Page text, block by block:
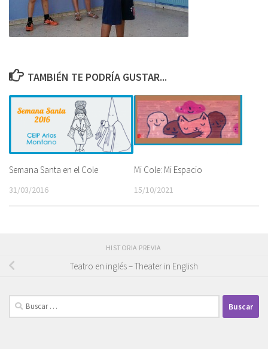
TAMBIÉN TE PODRÍA GUSTAR...
Semana Santa en el Cole
31/03/2016
Mi Cole: Mi Espacio
15/10/2021
HISTORIA PREVIA
Teatro en inglés – Theater in English
Buscar: